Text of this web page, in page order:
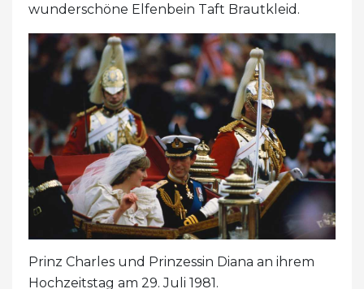
wunderschöne Elfenbein Taft Brautkleid.
Prinz Charles und Prinzessin Diana an ihrem
Hochzeitstag am 29. Juli 1981.